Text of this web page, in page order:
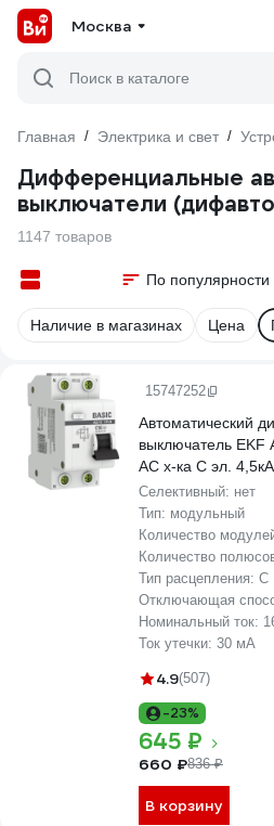
Москва
Поиск в каталоге
Главная / Электрика и свет /
Дифференциальные
выключатели
1147 товаров
По популярности
Наличие в магазинах Цена
15747252
Автоматический
выключатель
АС х-ка C эл.
Селективный: нет
Тип: модульный
Количество
Количество
Тип расцепления: C
Отключающая
Номинальный ток:
Ток утечки: 30 мА
4.9(507)
-23%
645 ₽
660 ₽836 ₽
В корзину